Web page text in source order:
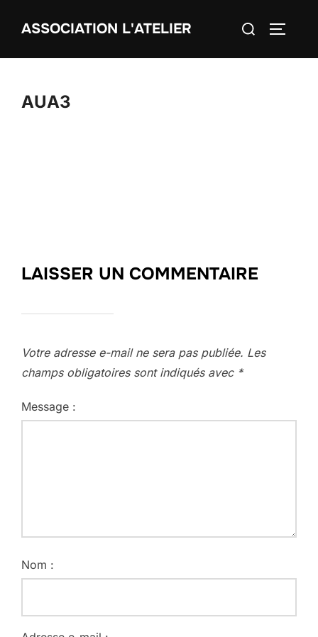
ASSOCIATION L'ATELIER Rechercher :
AUA3
LAISSER UN COMMENTAIRE
Votre adresse e-mail ne sera pas publiée. Les
champs obligatoires sont indiqués avec *
Message :
Nom :